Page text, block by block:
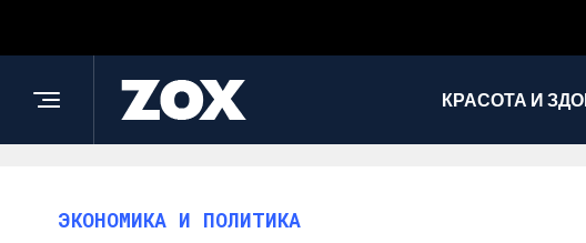
КРАСОТА И
ЭКОНОМИКА И ПОЛИТИКА